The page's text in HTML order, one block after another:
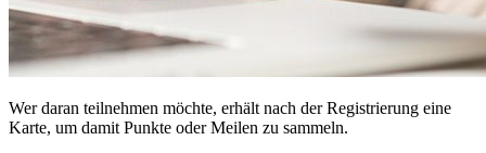
Wer daran teilnehmen möchte, erhält nach der Registrierung eine
Karte, um damit Punkte oder Meilen zu sammeln.